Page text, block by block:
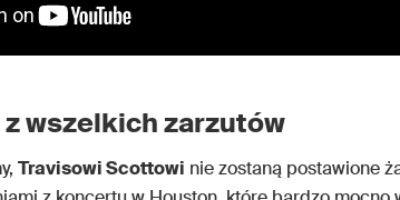
wszelkich zarzutów
Travisowi Scottowi nie zostaną postawione